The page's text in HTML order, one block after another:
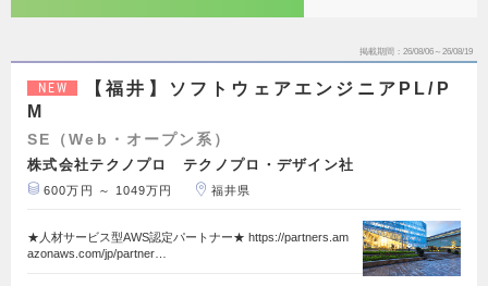
掲載期間 26/08/06～26/08/19
NEW
【福井】ソフトウェアエンジニアPL/P
M
SE（Web・オープン系）
株式会社テクノプロ テクノプロ・デザイン社
600万円 ～ 1049万円 福井県
★人材サービス型AWS認定パートナー★ https://partners.am
azonaws.com/jp/partner…